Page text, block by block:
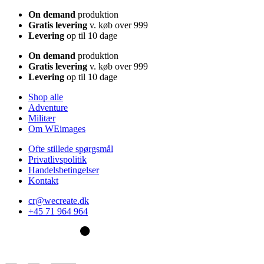
On demand produktion
Gratis levering v. køb over 999
Levering op til 10 dage
On demand produktion
Gratis levering v. køb over 999
Levering op til 10 dage
Shop alle
Adventure
Militær
Om WEimages
Ofte stillede spørgsmål
Privatlivspolitik
Handelsbetingelser
Kontakt
cr@wecreate.dk
+45 71 964 964